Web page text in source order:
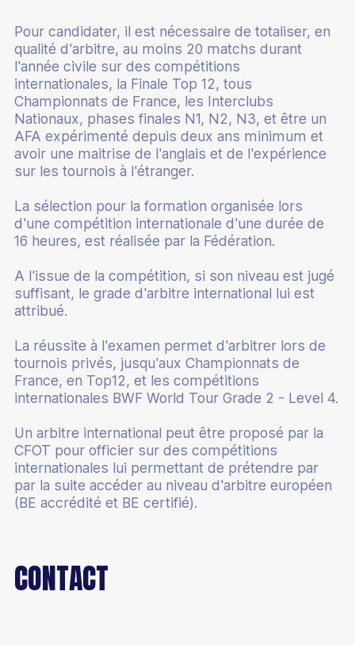
Pour candidater, il est nécessaire de totaliser, en
qualité d'arbitre, au moins 20 matchs durant
l'année civile sur des compétitions
internationales, la Finale Top 12, tous
Championnats de France, les Interclubs
Nationaux, phases finales N1, N2, N3, et être un
AFA expérimenté depuis deux ans minimum et
avoir une maitrise de l'anglais et de l'expérience
sur les tournois à l'étranger.
La sélection pour la formation organisée lors
d'une compétition internationale d'une durée de
16 heures, est réalisée par la Fédération.
A l'issue de la compétition, si son niveau est jugé
suffisant, le grade d'arbitre international lui est
attribué.
La réussite à l'examen permet d'arbitrer lors de
tournois privés, jusqu'aux Championnats de
France, en Top12, et les compétitions
internationales BWF World Tour Grade 2 - Level 4.
Un arbitre international peut être proposé par la
CFOT pour officier sur des compétitions
internationales lui permettant de prétendre par
par la suite accéder au niveau d'arbitre européen
(BE accrédité et BE certifié).
CONTACT